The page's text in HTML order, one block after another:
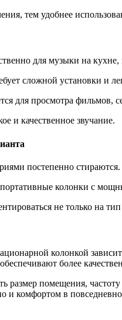
тем удобнее
для музыки на кухне,
сложной установки и
для просмотра
и качественное звучание.
постепенно стираются.
колонки с
не только на
колонкой
более
размер помещения, частоту
и комфортом в